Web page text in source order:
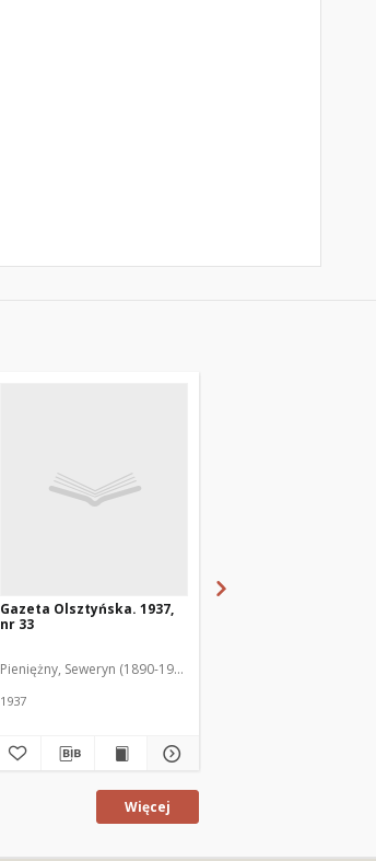
Gazeta Olsztyńska. 1937,
nr 33
Pieniężny, Seweryn (1890-1940). Red.
1937
Więcej